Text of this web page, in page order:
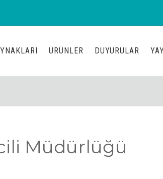
ÜRÜNLER DUYURULAR
Müdürlüğü